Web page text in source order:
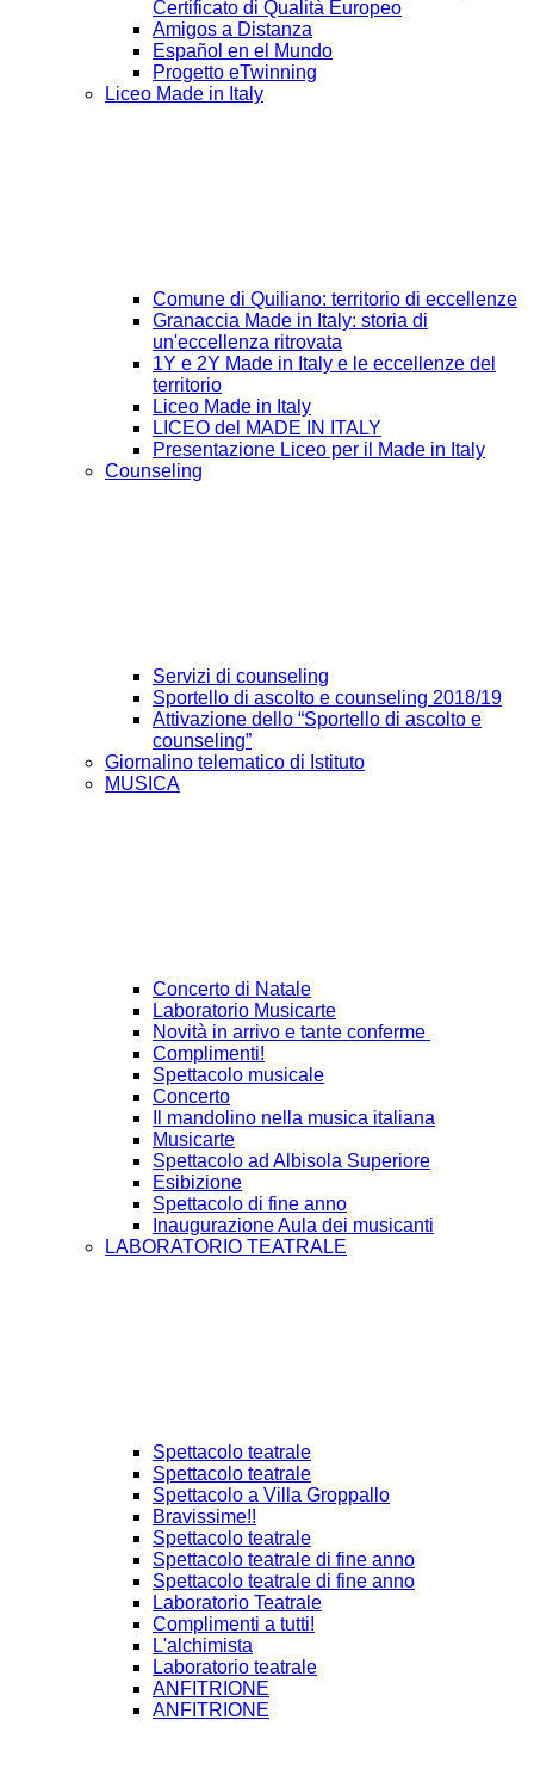
Certificato di Qualità Europeo
Amigos a Distanza
Español en el Mundo
Progetto eTwinning
Liceo Made in Italy
Comune di Quiliano: territorio di eccellenze
Granaccia Made in Italy: storia di
un'eccellenza ritrovata
1Y e 2Y Made in Italy e le eccellenze del
territorio
Liceo Made in Italy
LICEO del MADE IN ITALY
Presentazione Liceo per il Made in Italy
Counseling
Servizi di counseling
Sportello di ascolto e counseling 2018/19
Attivazione dello “Sportello di ascolto e
counseling”
Giornalino telematico di Istituto
MUSICA
Concerto di Natale
Laboratorio Musicarte
Novità in arrivo e tante conferme
Complimenti!
Spettacolo musicale
Concerto
Il mandolino nella musica italiana
Musicarte
Spettacolo ad Albisola Superiore
Esibizione
Spettacolo di fine anno
Inaugurazione Aula dei musicanti
LABORATORIO TEATRALE
Spettacolo teatrale
Spettacolo teatrale
Spettacolo a Villa Groppallo
Bravissime!!
Spettacolo teatrale
Spettacolo teatrale di fine anno
Spettacolo teatrale di fine anno
Laboratorio Teatrale
Complimenti a tutti!
L'alchimista
Laboratorio teatrale
ANFITRIONE
ANFITRIONE